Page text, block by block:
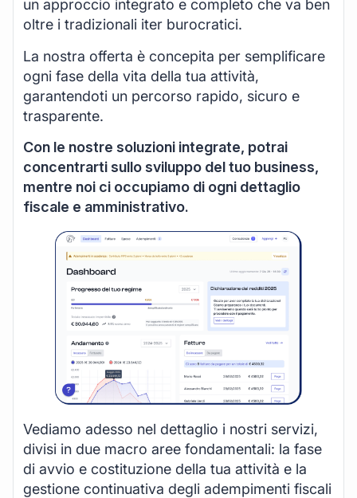
un approccio integrato e completo che va ben
oltre i tradizionali iter burocratici.
La nostra offerta è concepita per semplificare
ogni fase della vita della tua attività,
garantendoti un percorso rapido, sicuro e
trasparente.
Con le nostre soluzioni integrate, potrai
concentrarti sullo sviluppo del tuo business,
mentre noi ci occupiamo di ogni dettaglio
fiscale e amministrativo.
Vediamo adesso nel dettaglio i nostri servizi,
divisi in due macro aree fondamentali: la fase
di avvio e costituzione della tua attività e la
gestione continuativa degli adempimenti fiscali